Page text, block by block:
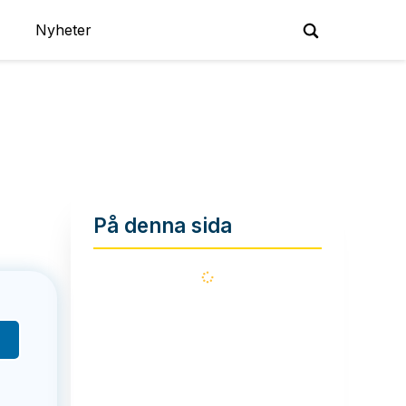
Nyheter
På denna sida
Läser